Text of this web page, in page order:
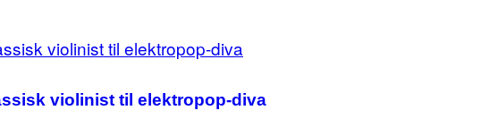
violinist til elektropop-diva